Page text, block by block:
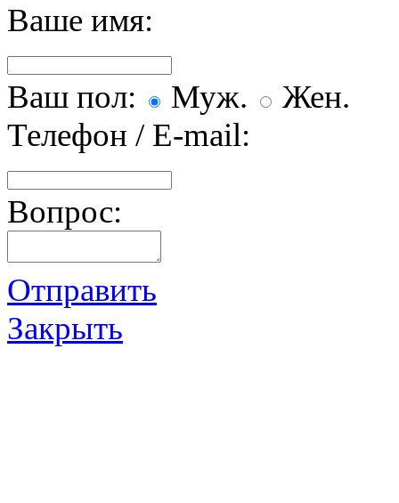
Ваше имя:
Ваш пол: Муж.
Жен.
Телефон / E-mail:
Вопрос:
Отправить
Закрыть